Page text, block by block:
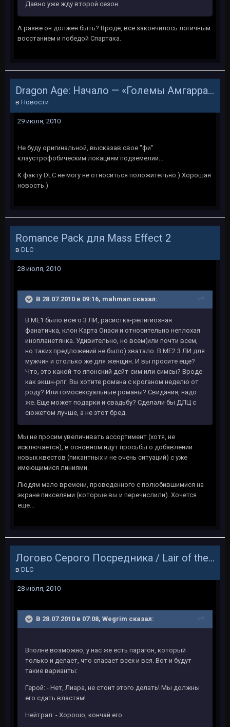
Давно уже жду второй сезон.
А разве он должен быть? Вроде, все закончилось логичным
восстанием и победой Спартака.
Dragon Age: Начало — «Големы Амгаррака»
в Новости
29 июля, 2010
Не буду оригинальной, высказав свое "фи"
клаустрофобическим локациям подземелий...
К факту DLC не могу не относиться положительно.) Хорошая
новость.)
Romance Pack для Mass Effect 2
в DLC
28 июля, 2010
В 28.07.2010 в 09:16, mahman сказал:
В МЕ1 было всего 3 ЛИ, расистка-религиозная
фанатичка, клон Карта Онаси и относительно неплохая
инопланетянка. Удивительно, но всем(или почти всем,
но таких предложений не было) хватало. В МЕ2 3 ЛИ для
мужчин и столько же для женщин. И вы просите еще?
Что, это какой-то японский дейт-сим или симсы? Вроде
как экшн-рпг. Вы хотите романа с кроганом неделю от
роду? Или гомосексуальные романы? Свидания, надо
же. Еще может подарки и свадьбу? Сделали бы ДЛЦ с
сюжетом лучше, а не этот бред.
Мы не просим увеличивать ассортимент (хотя, не
исключается), в основном идут просьбы о добавлении
новых квестов (пикантных и не очень ситуаций) с уже
имеющимися линиями.
Людям мало времени, проведенного с полюбившимися на
экране пикселями (которые вы и перечислили). Хочется
еще...
Логово Серого Посредника / Lair of the Shadow Broker
в DLC
28 июля, 2010
В 28.07.2010 в 07:08, Wegrim сказал:
Вполне возможно, у нас же есть парагон, который
только и делает, что спасает всех и вся. Вот и будут
такие варианты:
Герой: - Нет, Лиара, не стоит этого делать! Мы должны
его сдать властям!
Нейтрал: - Хорошо, кончай его.